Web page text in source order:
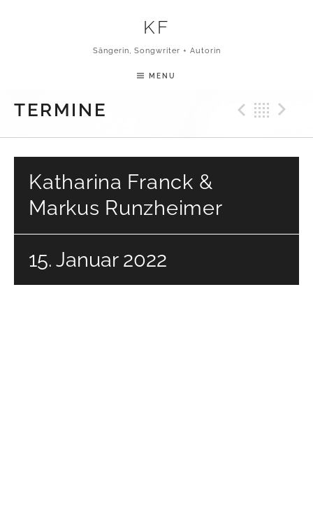
KF
Sängerin, Songwriter + Autorin
MENU
TERMINE
Katharina Franck &
Markus Runzheimer
15. Januar 2022